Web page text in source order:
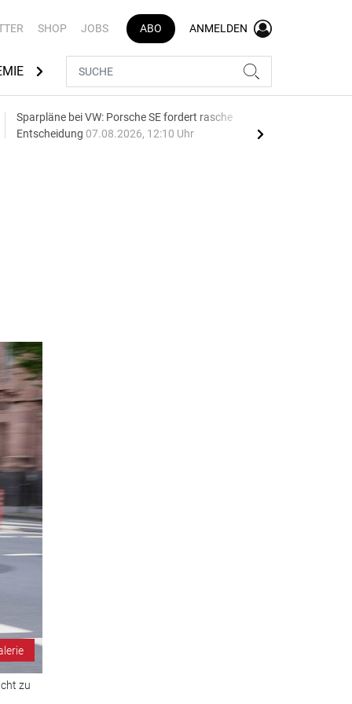
SHOP JOBS ABO ANMELDEN
AUTOMARKEN
Sparpläne bei VW: Porsche SE fordert rasche
Entscheidung 07.08.2026, 12:10 Uhr
zu